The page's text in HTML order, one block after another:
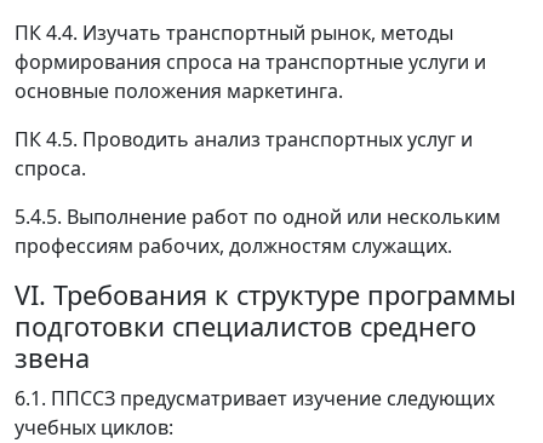
ПК 4.4. Изучать транспортный рынок, методы
формирования спроса на транспортные услуги и
основные положения маркетинга.
ПК 4.5. Проводить анализ транспортных услуг и
спроса.
5.4.5. Выполнение работ по одной или нескольким
профессиям рабочих, должностям служащих.
VI. Требования к структуре программы
подготовки специалистов среднего
звена
6.1. ППССЗ предусматривает изучение следующих
учебных циклов: